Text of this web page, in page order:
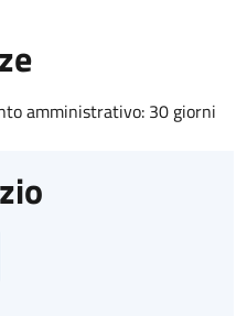
amministrativo: 30 giorni